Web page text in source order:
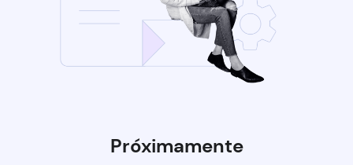
Próximamente